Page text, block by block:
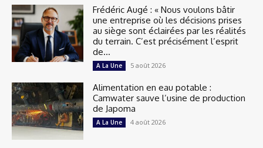
Frédéric Augé : « Nous voulons bâtir
une entreprise où les décisions prises
au siège sont éclairées par les réalités
du terrain. C’est précisément l’esprit
de...
A La Une 5 août 2026
Alimentation en eau potable :
Camwater sauve l’usine de production
de Japoma
A La Une 4 août 2026